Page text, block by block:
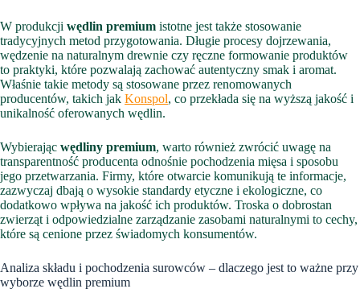
W produkcji wędlin premium istotne jest także stosowanie
tradycyjnych metod przygotowania. Długie procesy dojrzewania,
wędzenie na naturalnym drewnie czy ręczne formowanie produktów
to praktyki, które pozwalają zachować autentyczny smak i aromat.
Właśnie takie metody są stosowane przez renomowanych
producentów, takich jak Konspol, co przekłada się na wyższą jakość i
unikalność oferowanych wędlin.
Wybierając wędliny premium, warto również zwrócić uwagę na
transparentność producenta odnośnie pochodzenia mięsa i sposobu
jego przetwarzania. Firmy, które otwarcie komunikują te informacje,
zazwyczaj dbają o wysokie standardy etyczne i ekologiczne, co
dodatkowo wpływa na jakość ich produktów. Troska o dobrostan
zwierząt i odpowiedzialne zarządzanie zasobami naturalnymi to cechy,
które są cenione przez świadomych konsumentów.
Analiza składu i pochodzenia surowców – dlaczego jest to ważne przy
wyborze wędlin premium